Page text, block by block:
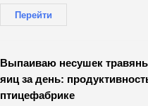
Перейти
Выпаиваю несушек
яиц за день:
птицефабрике